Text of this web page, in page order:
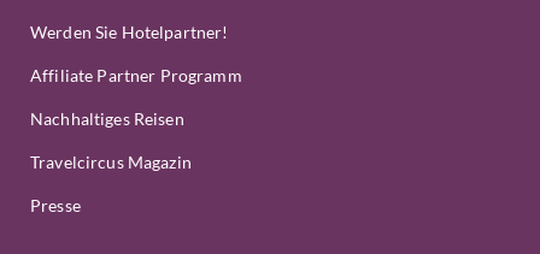
Werden Sie Hotelpartner!
Affiliate Partner Programm
Nachhaltiges Reisen
Travelcircus Magazin
Presse